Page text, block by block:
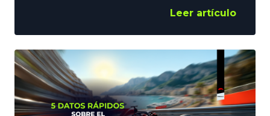
llega a Barcelona y la pelea entre los
con los Ferrari observando al acecho y
un Fernando Alonso que parece que
poco a poco va escalando posiciones
en la parrilla. En YoSports te traemos
todo lo que debes
Leer artículo